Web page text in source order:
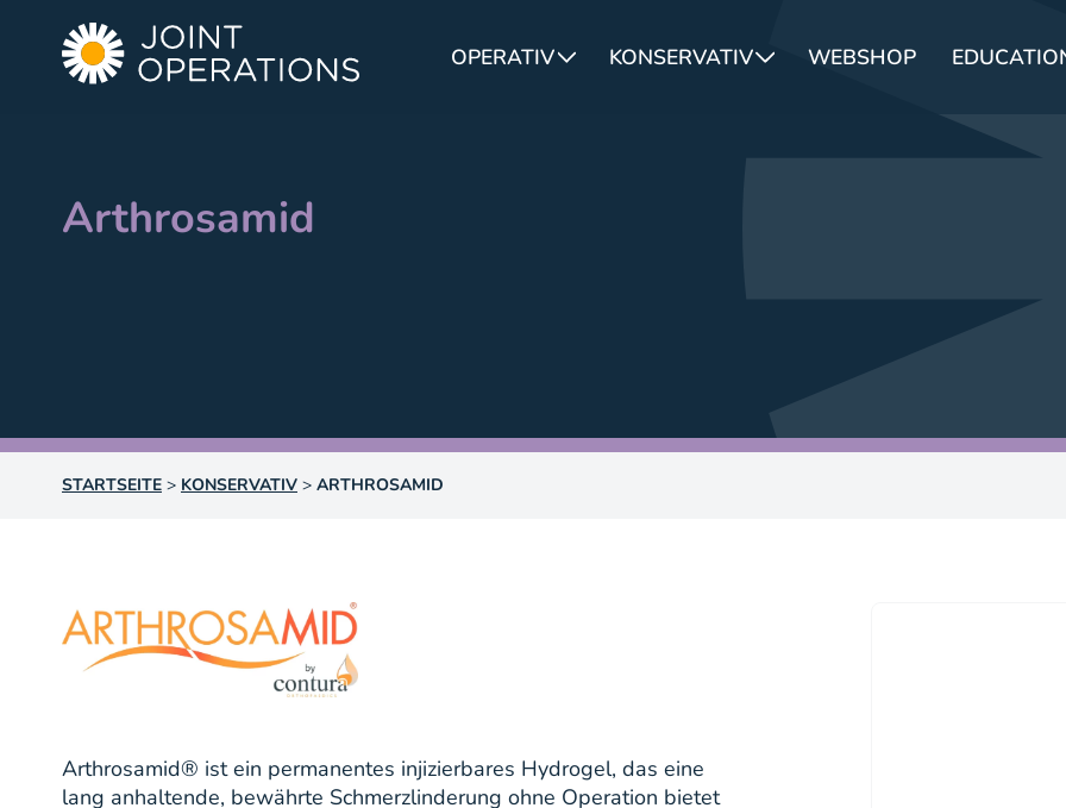
OPERATIV KONSERVATIV WEBSHOP
Arthrosamid
STARTSEITE > KONSERVATIV > ARTHROSAMID
Arthrosamid® ist ein permanentes injizierbares Hydrogel, das eine
lang anhaltende, bewährte Schmerzlinderung ohne Operation bietet